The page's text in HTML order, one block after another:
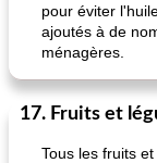
pour éviter
ajoutés à de
ménagères.
17. Fruits et
Tous les fruits